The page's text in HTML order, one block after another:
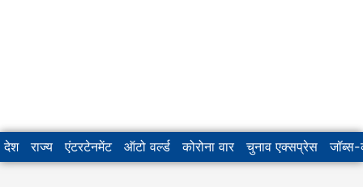
देश राज्य एंटरटेनमेंट ऑटो वर्ल्ड कोरोना वार चुनाव एक्सप्रेस जॉब्स-